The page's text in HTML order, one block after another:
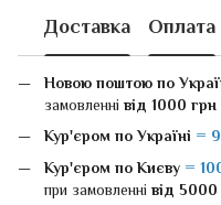
Доставка Оплата
Новою поштоюпо
замовленні від 1000
Кур'єром по Україні =
Кур'єром по Києву =
при замовленні від